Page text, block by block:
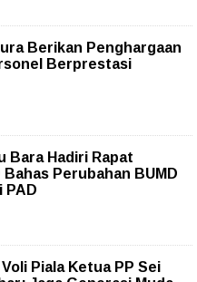
Berikan Penghargaan
Berprestasi
Bara Hadiri Rapat
Bahas Perubahan BUMD
PAD
Piala Ketua PP Sei